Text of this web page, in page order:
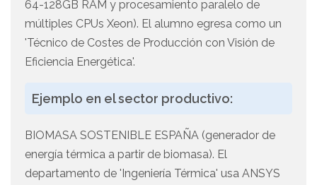
64-128GB RAM y procesamiento paralelo de
múltiples CPUs Xeon). El alumno egresa como un
'Técnico de Costes de Producción con Visión de
Eficiencia Energética'.
Ejemplo en el sector productivo:
BIOMASA SOSTENIBLE ESPAÑA (generador de
energía térmica a partir de biomasa). El
departamento de 'Ingeniería Térmica' usa ANSYS